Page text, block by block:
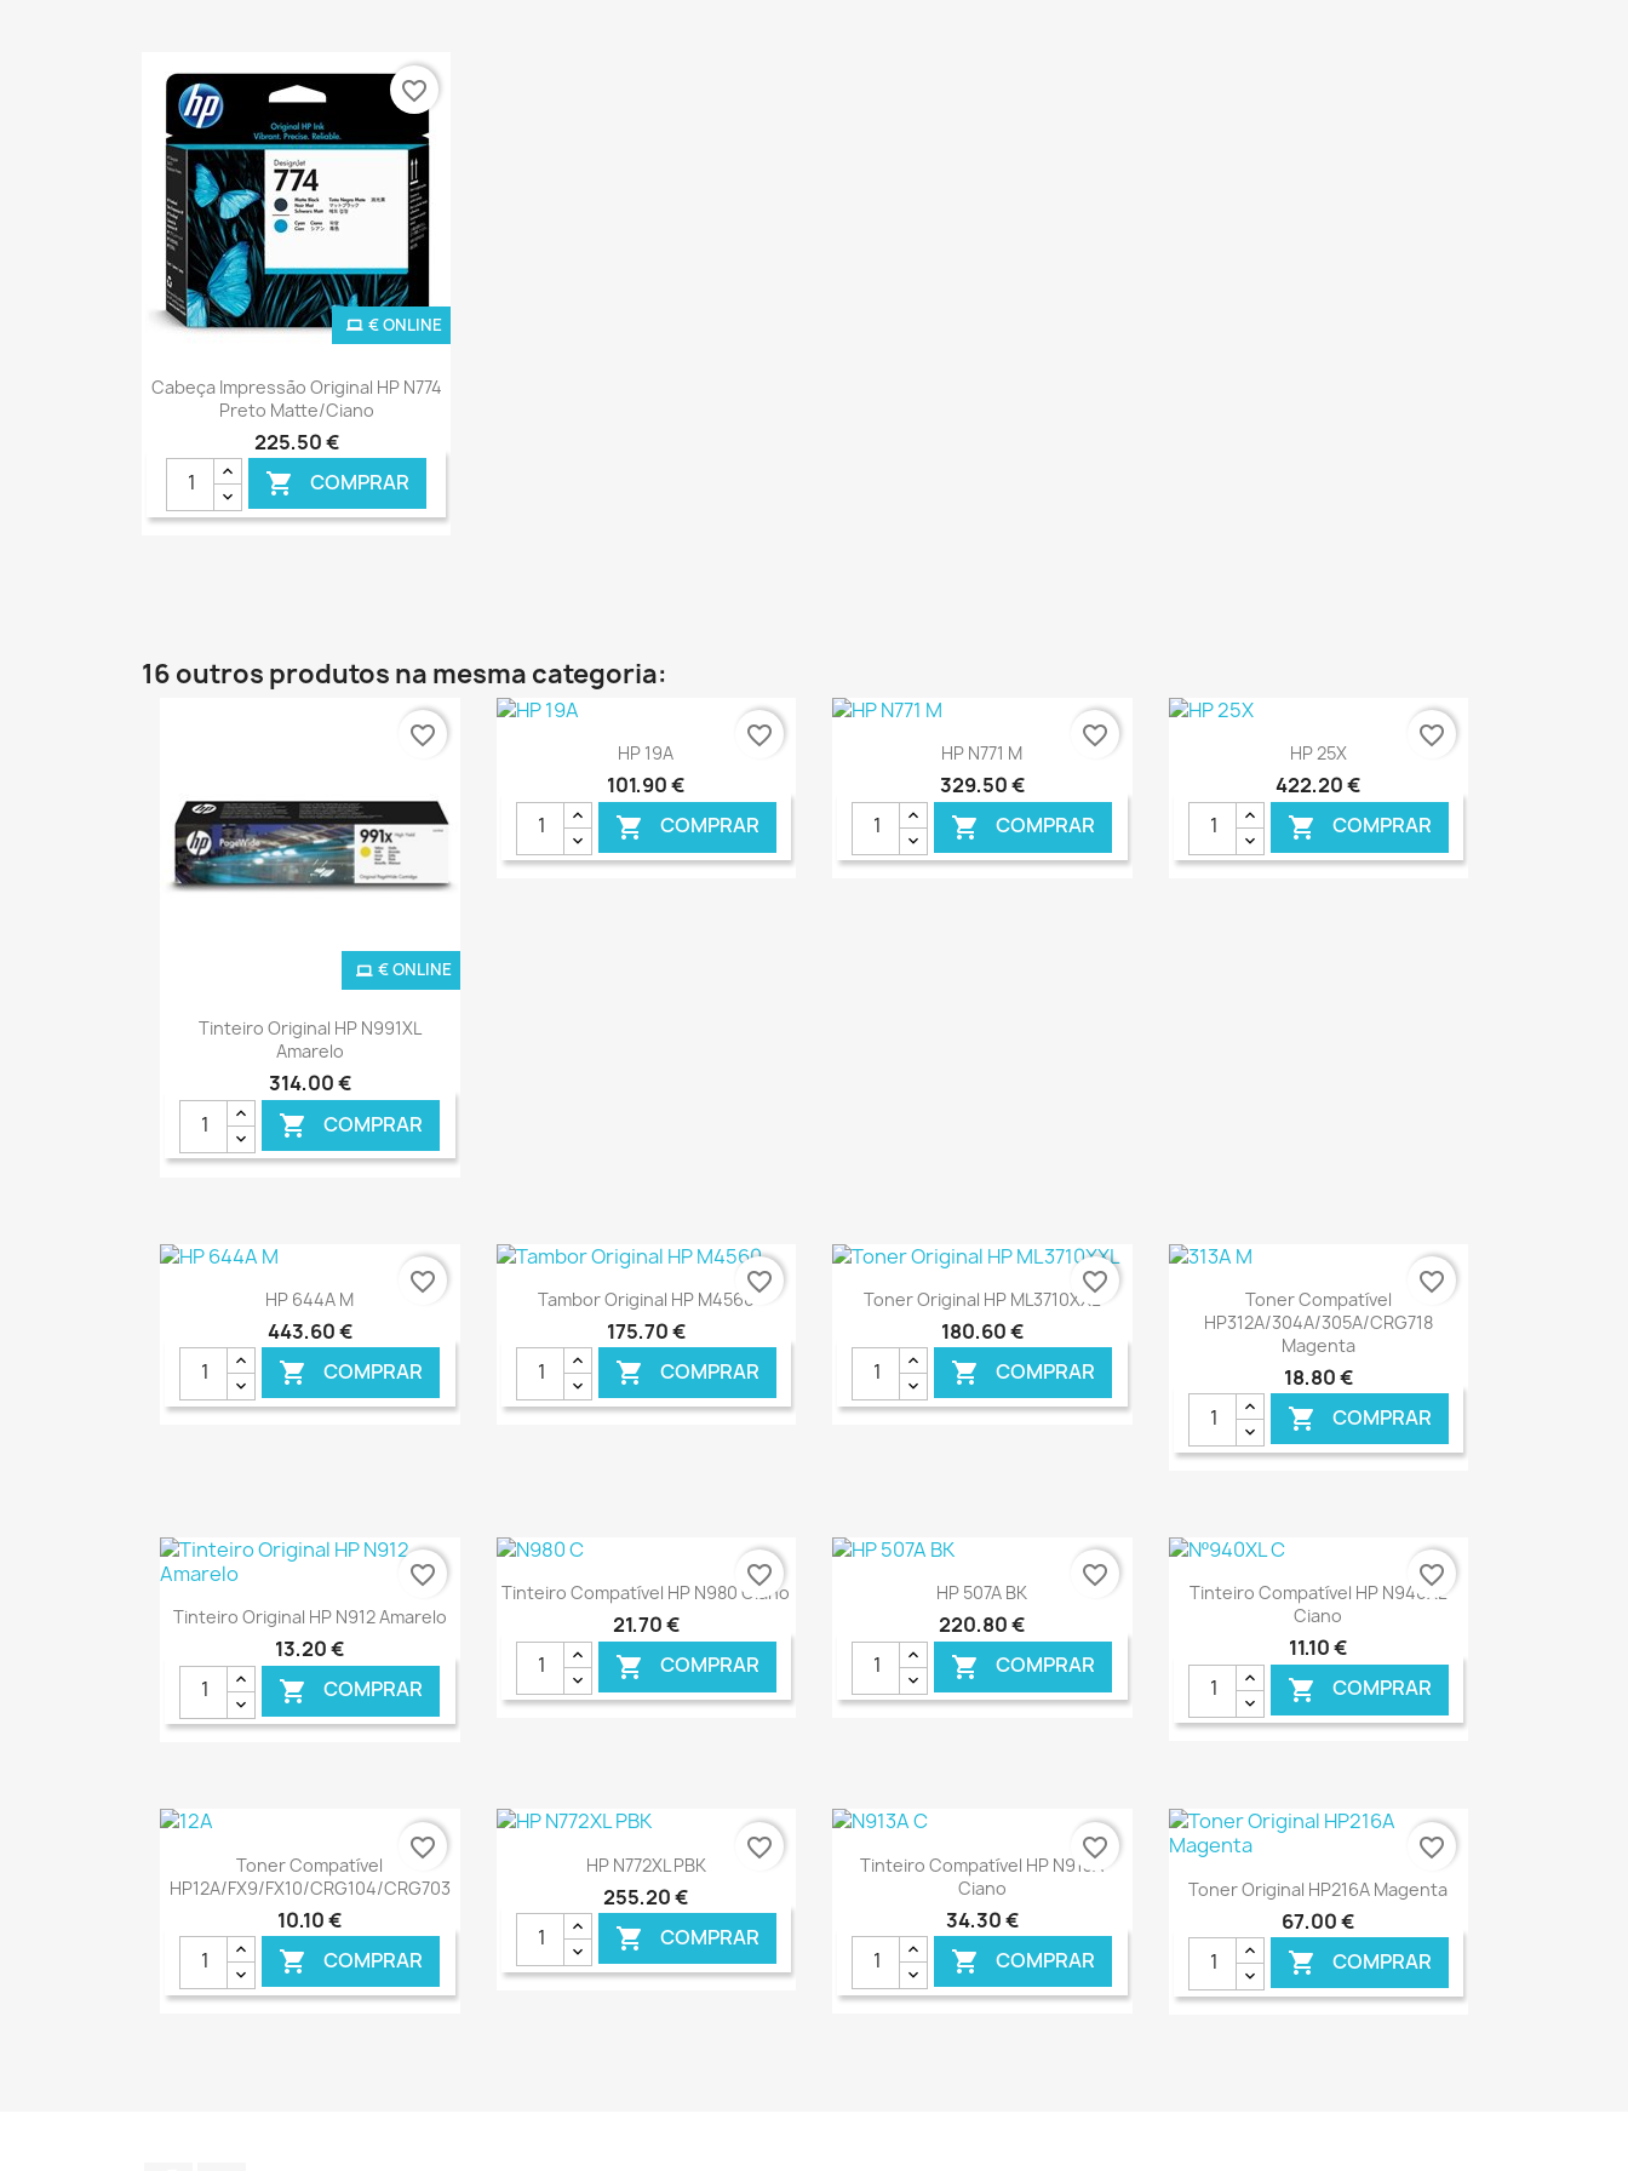
Ver+
Cabeça Impressão Original HP N774
Preto Matte/Ciano
225,50 €
 COMPRAR
€ ONLINE
favorite_border
16 outros produtos na mesma categoria:
Ver+
Tinteiro Original HP N991XL
Amarelo
314,00 €
 COMPRAR
€ ONLINE
favorite_border Ver+
HP 19A
101,90 €
 COMPRAR
favorite_border Ver+
HP N771 M
329,50 €
 COMPRAR
favorite_border Ver+
HP 25X
422,20 €
 COMPRAR
favorite_border
Ver+
HP 644A M
443,60 €
 COMPRAR
favorite_border Ver+
Tambor Original HP M4560
175,70 €
 COMPRAR
favorite_border Ver+
Toner Original HP ML3710XXL
180,60 €
 COMPRAR
favorite_border Ver+
Toner Compatível
HP312A/304A/305A/CRG718
Magenta
18,80 €
 COMPRAR
favorite_border
Ver+
Tinteiro Original HP N912 Amarelo
13,20 €
 COMPRAR
favorite_border Ver+
Tinteiro Compatível HP N980 Ciano
21,70 €
 COMPRAR
favorite_border Ver+
HP 507A BK
220,80 €
 COMPRAR
favorite_border Ver+
Tinteiro Compatível HP N940XL
Ciano
11,10 €
 COMPRAR
€ ONLINE
favorite_border
Ver+
Toner Compatível
HP12A/FX9/FX10/CRG104/CRG703
10,10 €
 COMPRAR
favorite_border Ver+
HP N772XL PBK
255,20 €
 COMPRAR
favorite_border Ver+
Tinteiro Compatível HP N913A
Ciano
34,30 €
 COMPRAR
favorite_border
 Ver+
Toner Original HP216A Magenta
67,00 €
 COMPRAR
favorite_border